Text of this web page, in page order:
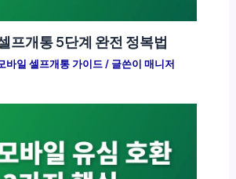
프개통 5단계 완전 정복법
바일 셀프개통 가이드/ 글쓴이 매니저